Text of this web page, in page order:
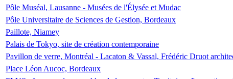
Pôle Muséal, Lausanne - Musées de l'Élysée et Mudac
Pôle Universitaire de Sciences de Gestion, Bordeaux
Paillote, Niamey
Palais de Tokyo, site de création contemporaine
Pavillon de verre, Montréal - Lacaton & Vassal, Frédéric Druot
Place Léon Aucoc, Bordeaux